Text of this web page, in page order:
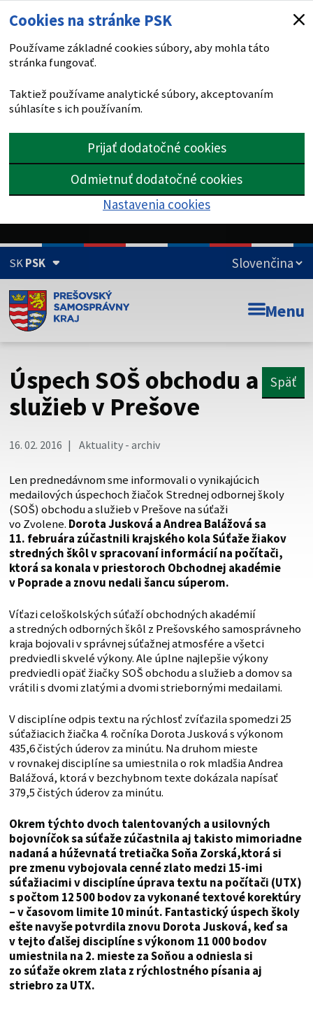
Cookies na stránke PSK
Používame základné cookies súbory, aby mohla táto
stránka fungovať.
Taktiež používame analytické súbory, akceptovaním
súhlasíte s ich používaním.
Prijať dodatočné cookies
Odmietnuť dodatočné cookies
Nastavenia cookies
SKPSK
Doména psk.sk je oficiálna
Toto je oficiálna webová stránka Prešovského
psk.sk.
Táto stránka je zabezpečená
cez zabezpečenú webovú stránku. Zabezpečená stránka
vždy začína https:// pred názvom domény webového sídla.
Menu
Úspech SOŠ obchodu a
služieb v Prešove
Späť
16. 02. 2016 Aktuality - archiv
Len prednedávnom sme informovali o vynikajúcich
medailových úspechoch žiačok Strednej odbornej školy
(SOŠ) obchodu a služieb v Prešove na súťaži
vo Zvolene. Dorota Jusková a Andrea Balážová sa
11. februára zúčastnili krajského kola Súťaže žiakov
stredných škôl v spracovaní informácií na počítači,
ktorá sa konala v priestoroch Obchodnej akadémie
v Poprade a znovu nedali šancu súperom.
Víťazi celoškolských súťaží obchodných akadémií
a stredných odborných škôl z Prešovského samosprávneho
kraja bojovali v správnej súťažnej atmosfére a všetci
predviedli skvelé výkony. Ale úplne najlepšie výkony
predviedli opäť žiačky SOŠ obchodu a služieb a domov sa
vrátili s dvomi zlatými a dvomi striebornými medailami.
V disciplíne odpis textu na rýchlosť zvíťazila spomedzi 25
súťažiacich žiačka 4. ročníka Dorota Jusková s výkonom
435,6 čistých úderov za minútu. Na druhom mieste
v rovnakej disciplíne sa umiestnila o rok mladšia Andrea
Balážová, ktorá v bezchybnom texte dokázala napísať
379,5 čistých úderov za minútu.
Okrem týchto dvoch talentovaných a usilovných
bojovníčok sa súťaže zúčastnila aj takisto mimoriadne
nadaná a húževnatá tretiačka Soňa Zorská,ktorá si
pre zmenu vybojovala cenné zlato medzi 15-imi
súťažiacimi v disciplíne úprava textu na počítači (UTX)
s počtom 12 500 bodov za vykonané textové korektúry
– v časovom limite 10 minút. Fantastický úspech školy
ešte navyše potvrdila znovu Dorota Jusková, keď sa
v tejto ďalšej disciplíne s výkonom 11 000 bodov
umiestnila na 2. mieste za Soňou a odniesla si
zo súťaže okrem zlata z rýchlostného písania aj
striebro za UTX.